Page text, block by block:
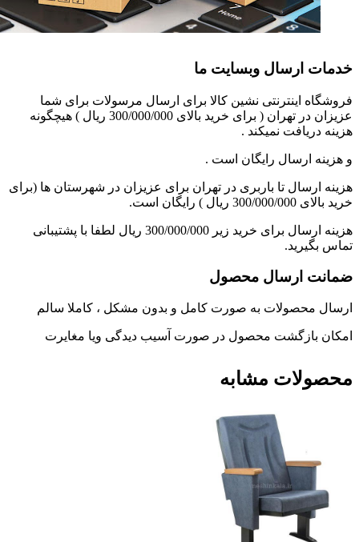
خدمات ارسال وبسایت ما
فروشگاه اینترنتی نشین کالا برای ارسال مرسولات برای شما
عزیزان در تهران ( برای خرید بالای 300/000/000 ریال ) هیچگونه
هزینه دریافت نمیکند .
و هزینه ارسال رایگان است .
هزینه ارسال تا باربری در تهران برای عزیزان در شهرستان ها (برای
خرید بالای 300/000/000 ریال ) رایگان است.
هزینه ارسال برای خرید زیر 300/000/000 ریال لطفا با پشتیبانی
تماس بگیرید.
ضمانت ارسال محصول
ارسال محصولات به صورت کامل و بدون مشکل ، کاملا سالم
امکان بازگشت محصول در صورت آسیب دیدگی ویا مغایرت
محصولات مشابه